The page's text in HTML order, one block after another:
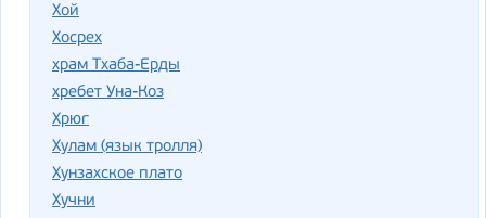
Хой
Хосрех
храм Тхаба-Ерды
хребет Уна-Коз
Хрюг
Хулам (язык тролля)
Хунзахское плато
Хучни